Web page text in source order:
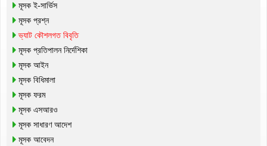
মূসক ই-সার্ভিস
মূসক প্রশ্ন
ভ্যাট কৌশলগত বিবৃতি
মূসক প্রতিপালন নির্দেশিকা
মূসক আইন
মূসক বিধিমালা
মূসক ফরম
মূসক এসআরও
মূসক সাধারণ আদেশ
মূসক আবেদন